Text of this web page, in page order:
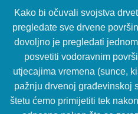
Kako bi očuvali svojstva
pregledate sve drvene
dovoljno je pregledati
posvetiti vodoravnim
utjecajima vremena (sunce,
pažnju drvenoj građevinskoj
štetu ćemo primijetiti tek